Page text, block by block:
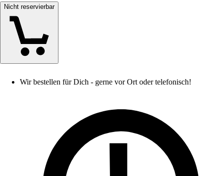
Nicht reservierbar
Wir bestellen für Dich - gerne vor Ort oder telefonisch!